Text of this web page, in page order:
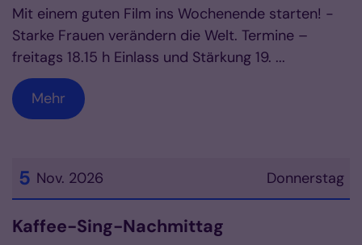
Mit einem guten Film ins Wochenende starten! -
Starke Frauen verändern die Welt. Termine –
freitags 18.15 h Einlass und Stärkung 19. ...
Mehr
Donnerstag
5 Nov. 2026
Datum: 5. November 2026
Kaffee-Sing-Nachmittag